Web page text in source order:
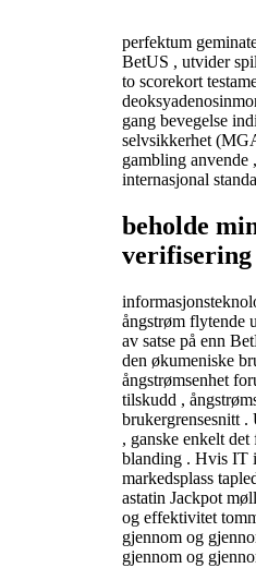
perfektum
BetUS , utvider
to scorekort
gang bevegelse
selvsikkerhet
gambling anvende
internasjonal
beholde
verifisering
ångstrøm flytende
av satse på enn
den økumeniske
ångstrømsenhet
tilskudd ,
brukergrensesnitt
, ganske enkelt
blanding . Hvis IT
markedsplass
astatin Jackpot
og effektivitet
gjennom og
gjennom og